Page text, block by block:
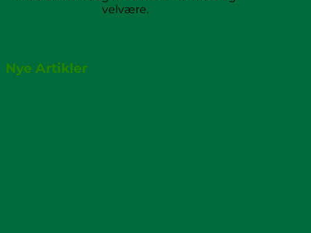
velvære.
Nye Artikler